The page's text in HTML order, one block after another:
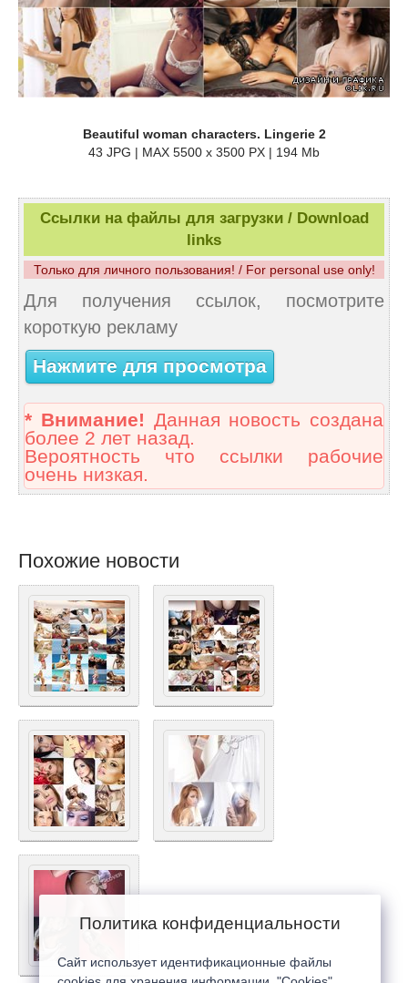
Beautiful woman characters. Lingerie 2
43 JPG | MAX 5500 x 3500 PX | 194 Mb
Ссылки на файлы для загрузки / Download
links
Только для личного пользования! / For personal use only!
Для получения ссылок, посмотрите
короткую рекламу
Нажмите для просмотра
* Внимание! Данная новость создана
более 2 лет назад.
Вероятность что ссылки рабочие
очень низкая.
Похожие новости
Политика конфиденциальности
Сайт использует идентификационные файлы